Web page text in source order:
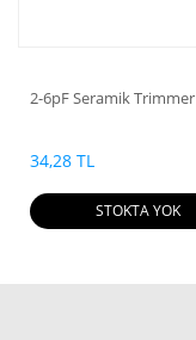
2-6pF Seramik Trimmer
34,28 TL
STOKTA YOK